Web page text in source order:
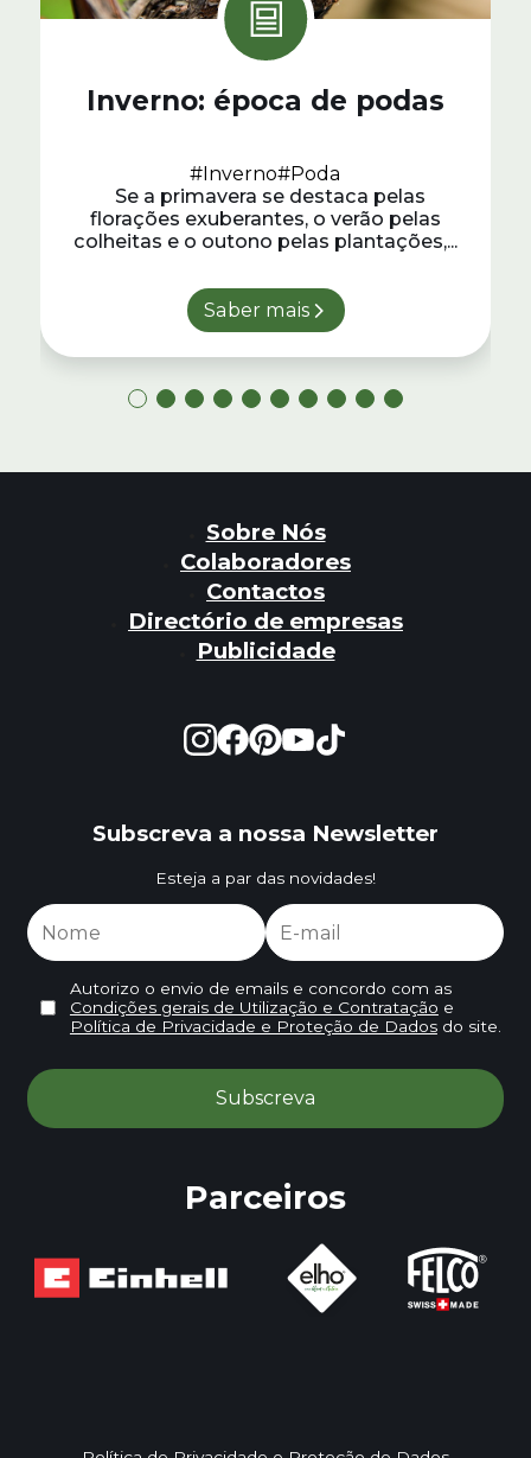
Inverno: época de podas
#Inverno#Poda
Se a primavera se destaca pelas
florações exuberantes, o verão pelas
colheitas e o outono pelas plantações,...
Saber mais
Sobre Nós
Colaboradores
Contactos
Directório de empresas
Publicidade
Subscreva a nossa Newsletter
Esteja a par das novidades!
Autorizo o envio de emails e concordo com as
Condições gerais de Utilização e Contratação e
Política de Privacidade e Proteção de Dadosdo site.
Parceiros